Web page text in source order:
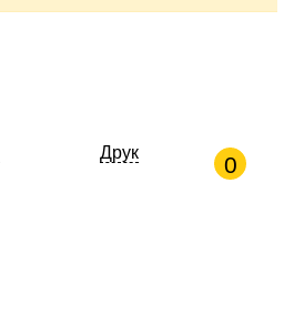
Друк 0